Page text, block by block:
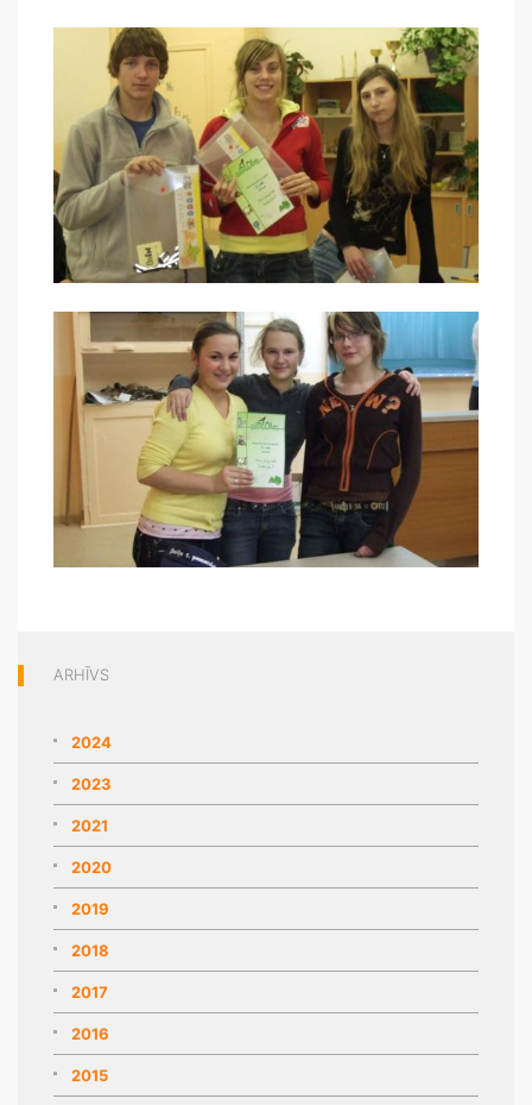
ARHĪVS
2024
2023
2021
2020
2019
2018
2017
2016
2015